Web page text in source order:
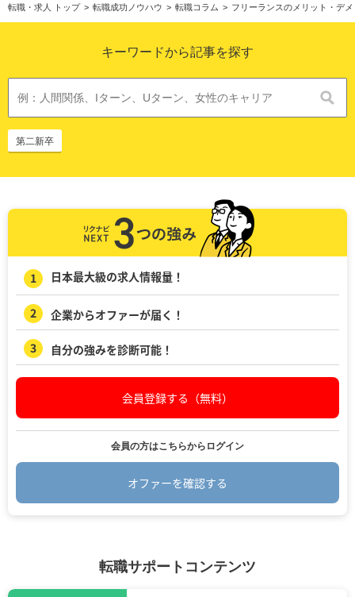
転職・求人 トップ > 転職成功ノウハウ > 転職コラム > フリーランスのメリット・デ
キーワードから記事を探す
第二新卒
日本最大級の求人情報量！
企業からオファーが届く！
自分の強みを診断可能！
会員登録する（無料）
会員の方はこちらからログイン
オファーを確認する
転職サポートコンテンツ